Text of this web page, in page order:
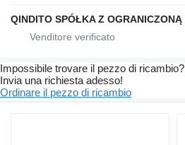
Impossibile trovare il pezzo di ricambio?
Invia una richiesta adesso!
Ordinare il pezzo di ricambio